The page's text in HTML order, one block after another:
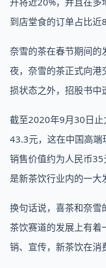
到店堂食的订单占比近
奈雪的茶在春节期间
夜，奈雪的茶正式向港
损状态之外，招股书中
截至2020年9月30日止
43.3元，这在中国高
销售价值约为人民币
是新茶饮行业内的一大
换句话说，喜茶和奈雪
茶饮赛道的发展上有着
销、宣传，新茶饮在消